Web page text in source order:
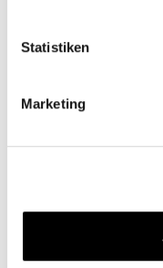
Statistiken
Marketing
DART
CLASSIC - R12